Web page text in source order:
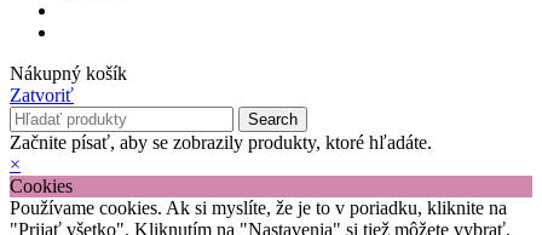
Nákupný košík
Zatvoriť
Search
Začnite písať, aby se zobrazily produkty, ktoré hľadáte.
×
Cookies
Používame cookies. Ak si myslíte, že je to v poriadku, kliknite na
"Prijať všetko". Kliknutím na "Nastavenia" si tiež môžete vybrať,